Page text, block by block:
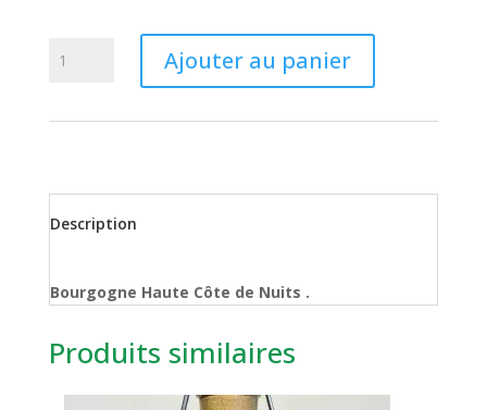
Rouge
Ajouter au panier
Description
Bourgogne Haute Côte de Nuits .
Produits similaires